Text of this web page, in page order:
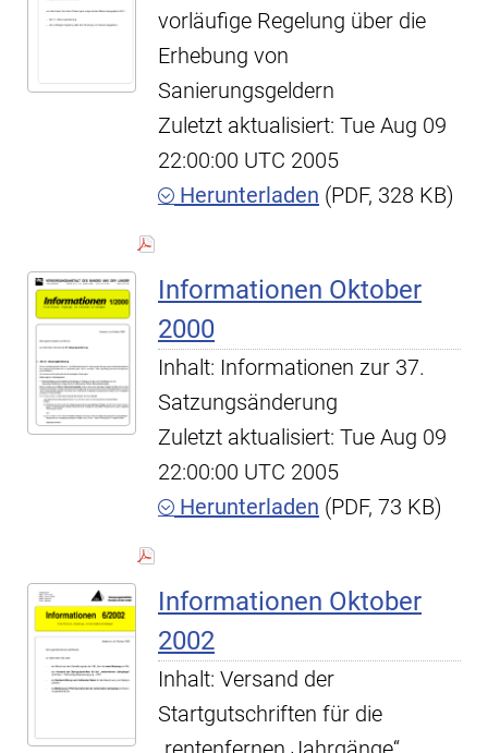
vorläufige Regelung über die
Erhebung von
Sanierungsgeldern
Zuletzt aktualisiert: Tue Aug 09
22:00:00 UTC 2005
Herunterladen (PDF, 328 KB)
Informationen Oktober
2000
Inhalt: Informationen zur 37.
Satzungsänderung
Zuletzt aktualisiert: Tue Aug 09
22:00:00 UTC 2005
Herunterladen (PDF, 73 KB)
Informationen Oktober
2002
Inhalt: Versand der
Startgutschriften für die